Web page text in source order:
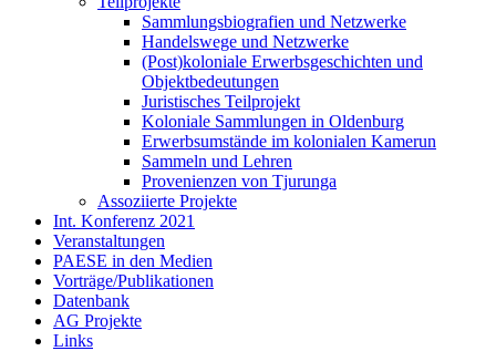
Sammlungsbiografien und Netzwerke
Handelswege und Netzwerke
(Post)koloniale Erwerbsgeschichten und
Objektbedeutungen
Juristisches Teilprojekt
Koloniale Sammlungen in Oldenburg
Erwerbsumstände im kolonialen Kamerun
Sammeln und Lehren
Provenienzen von Tjurunga
Assoziierte Projekte
Int. Konferenz 2021
Veranstaltungen
PAESE in den Medien
Vorträge/Publikationen
Datenbank
AG Projekte
Links